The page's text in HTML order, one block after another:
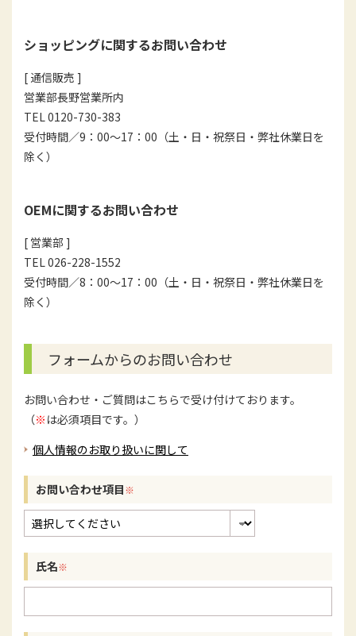
ショッピングに関するお問い合わせ
[ 通信販売 ]
営業部長野営業所内
TEL 0120-730-383
受付時間／9：00～17：00（土・日・祝祭日・弊社休業日を
除く）
OEMに関するお問い合わせ
[ 営業部 ]
TEL 026-228-1552
受付時間／8：00～17：00（土・日・祝祭日・弊社休業日を
除く）
フォームからのお問い合わせ
お問い合わせ・ご質問はこちらで受け付けております。
（※ は必須項目です。）
個人情報のお取り扱いに関して
お問い合わせ項目
氏名